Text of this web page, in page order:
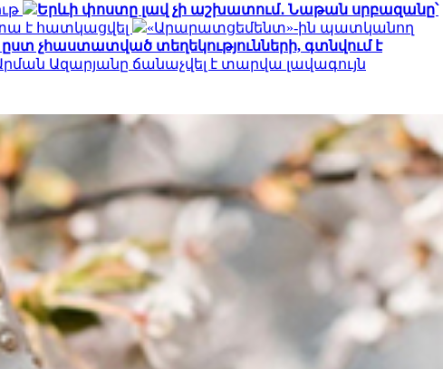
Երևի փոստը լավ չի աշխատում․ Նաթան սրբազանը՝
է հատկացվել
«Արարատցեմենտ»-ին պատկանող
չհաստատված տեղեկությունների, գտնվում է
Ազարյանը ճանաչվել է տարվա լավագույն